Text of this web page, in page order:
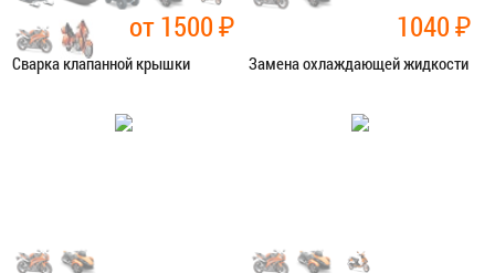
от 1500₽
Сварка клапанной крышки
Сварочные работы
1040₽
Замена охлаждающей жидкости
Ремонт сист.